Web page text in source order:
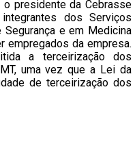
presidente da Cebrasse
dos Serviços
Segurança e em Medicina
empregados da empresa.
a terceirização dos
uma vez que a Lei da
de terceirização dos